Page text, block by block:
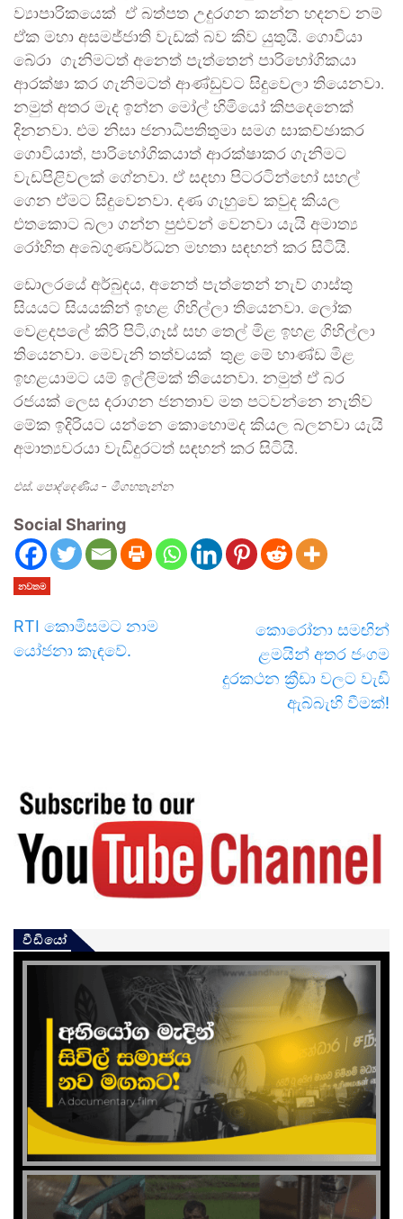
ව්‍යාපාරිකයෙක් ඒ බත්පත උදුරගන කන්න හදනව නම්
ඒක මහා අසමජ්ජාති වැඩක් බව කිව යුතුයි. ගොවියා
බේරා ගැනිමටත් අනෙත් පැත්තෙන් පාරිභෝගිකයා
ආරක්ෂා කර ගැනිමටත් ආණ්ඩුවට සිදුවෙලා තියෙනවා.
නමුත් අතර මැද ඉන්න මෝල් හිමියෝ කිපදෙනෙක්
දිනනවා. එම නිසා ජනාධිපතිතුමා සමග සාකච්ඡාකර
ගොවියාත්, පාරිභෝගිකයාත් ආරක්ෂාකර ගැනිමට
වැඩපිළිවලක් ගේනවා. ඒ සදහා පිටරටින්හෝ සහල්
ගෙන ඒමට සිදුවෙනවා. දණ ගැහුවෙ කවුද කියල
එතකොට බලා ගන්න පුළුවන් වෙනවා යැයි අමාත්‍ය
රෝහිත අබේගුණවර්ධන මහතා සඳහන් කර සිටියි.
ඩොලරයේ අර්බුදය, අනෙත් පැත්තෙන් නැව් ගාස්තු
සියයට සියයකින් ඉහළ ගිහිල්ලා තියෙනවා. ලෝක
වෙළදපලේ කිරි පිටි,ගෑස් සහ තෙල් මිළ ඉහළ ගිහිල්ලා
තියෙනවා. මෙවැනි තත්වයක් තුළ මේ භාණ්ඩ මිළ
ඉහළයාමට යම් ඉල්ලිමක් තියෙනවා. නමුත් ඒ බර
රජයක් ලෙස දරාගන ජනතාව මත පටවන්නෙ නැතිව
මේක ඉදිරියට යන්නෙ කොහෙ‍ාමද කියල බලනවා යැයි
අමාත්‍යවරයා වැඩිදුරටත් සඳහන් කර සිටියි.
එස්. පොද්දෙණිය – මීගහතැන්න
Social Sharing
නවතම
RTI කොමිසමට නාම
යෝජනා කැඳවේ.
කොරෝනා සමඟින්
ළමයින් අතර ජංගම
දුරකථන ක්‍රීඩා වලට වැඩි
ඇබ්බැහි වීමක්!
වීඩියෝ